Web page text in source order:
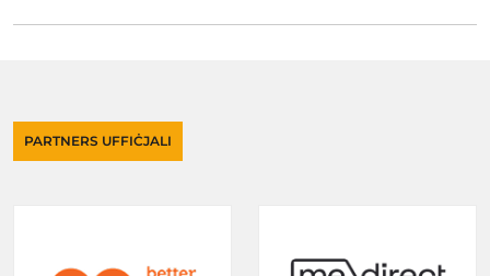
PARTNERS UFFIĊJALI